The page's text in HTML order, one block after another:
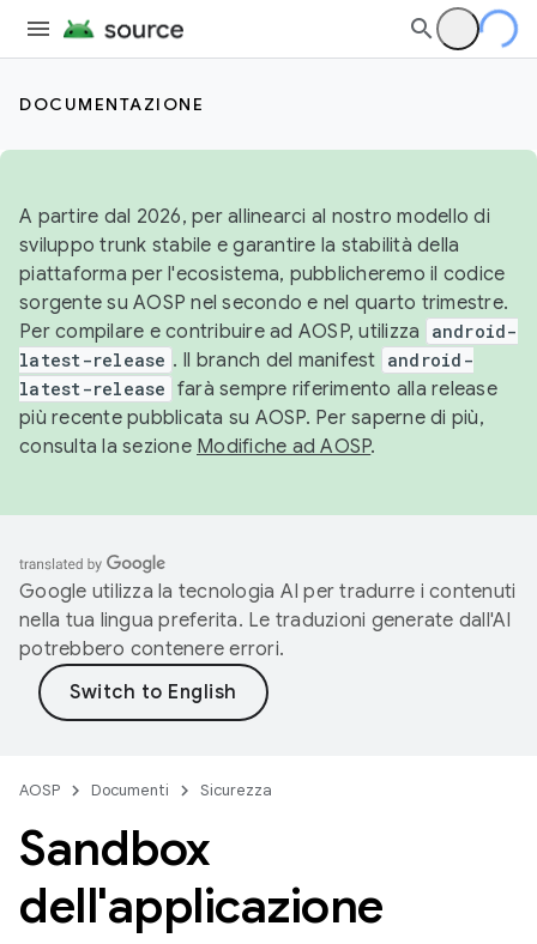
DOCUMENTAZIONE
A partire dal 2026, per allinearci al nostro modello di
sviluppo trunk stabile e garantire la stabilità della
piattaforma per l'ecosistema, pubblicheremo il codice
sorgente su AOSP nel secondo e nel quarto trimestre.
Per compilare e contribuire ad AOSP, utilizza
android-
latest-release . Il branch del manifest android-
latest-release farà sempre riferimento alla release
più recente pubblicata su AOSP. Per saperne di più,
consulta la sezione Modifiche ad AOSP.
Google utilizza la tecnologia AI per tradurre i contenuti
nella tua lingua preferita. Le traduzioni generate dall'AI
potrebbero contenere errori.
AOSP Documenti Sicurezza
Sandbox
dell'applicazione